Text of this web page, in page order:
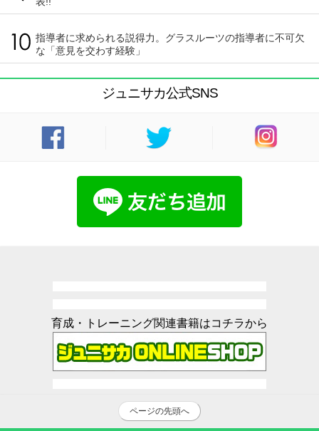
指導者に求められる説得力。グラスルーツの指導者に不可欠
な「意見を交わす経験」
ジュニサカ公式SNS
育成・トレーニング関連書籍はコチラから
ページの先頭へ